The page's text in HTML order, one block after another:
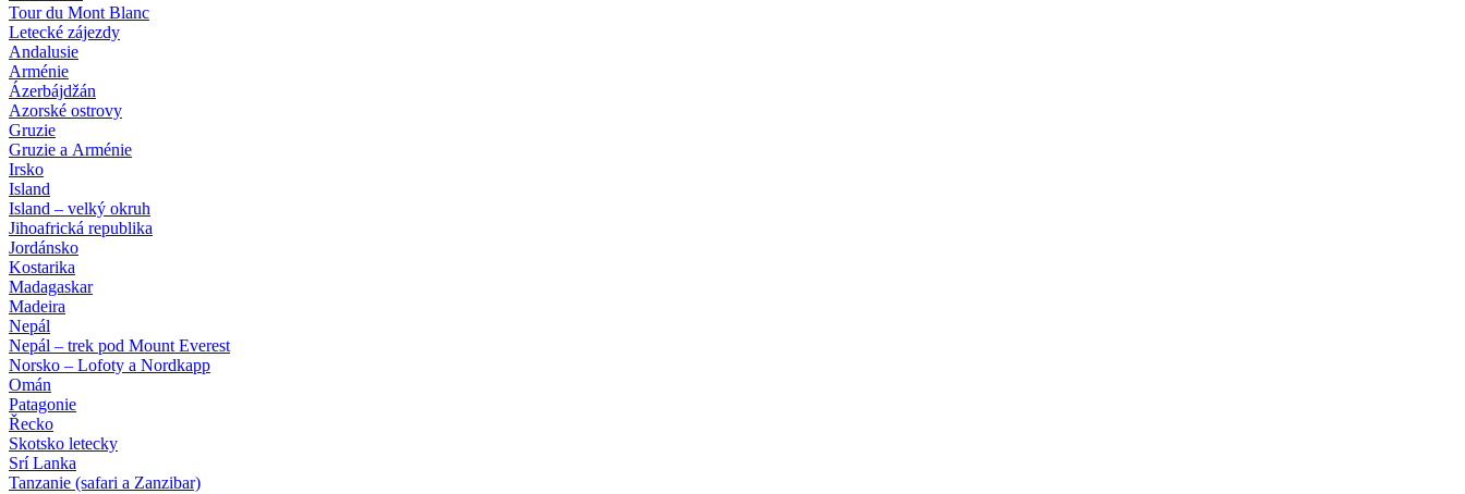
Tour du Mont Blanc
Letecké zájezdy
Andalusie
Arménie
Ázerbájdžán
Azorské ostrovy
Gruzie
Gruzie a Arménie
Irsko
Island
Island – velký okruh
Jihoafrická republika
Jordánsko
Kostarika
Madagaskar
Madeira
Nepál
Nepál – trek pod Mount Everest
Norsko – Lofoty a Nordkapp
Omán
Patagonie
Řecko
Skotsko letecky
Srí Lanka
Tanzanie (safari a Zanzibar)